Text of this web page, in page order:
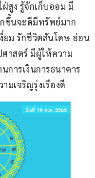
สูง รู้จักเก็บออม มี
ขึ้นจะดีมีทรัพย์มาก
ยม รักชีวิตสันโดษ อ่อน
าสตร์ มีผู้ให้ความ
การเงินการธนาคาร
มเจริญรุ่งเรืองดี